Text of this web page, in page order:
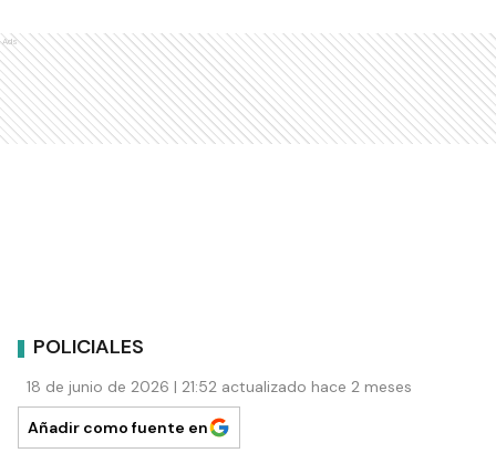
Ads
POLICIALES
18 de junio de 2026 | 21:52 actualizado hace 2 meses
Añadir como fuente en